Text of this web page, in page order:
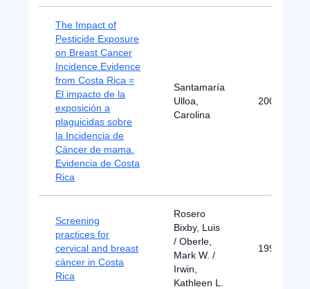
The Impact of
Pesticide Exposure
on Breast Cancer
Incidence.Evidence
from Costa Rica =
El impacto de la
exposición a
plaguicidas sobre
la Incidencia de
Cáncer de mama.
Evidencia de Costa
Rica
Santamaría
Ulloa,
Carolina
2009
Screening
practices for
cervical and breast
cáncer in Costa
Rica
Rosero
Bixby, Luis
/ Oberle,
Mark W. /
Irwin,
Kathleen L.
1991